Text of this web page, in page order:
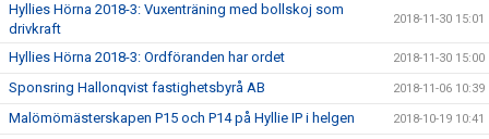
Hyllies Hörna 2018-3: Vuxenträning med bollskoj som
drivkraft
2018-11-30 15:01
Hyllies Hörna 2018-3: Ordföranden har ordet 2018-11-30 15:00
Sponsring Hallonqvist fastighetsbyrå AB 2018-11-06 10:39
Malömömästerskapen P15 och P14 på Hyllie IP i helgen 2018-10-19 10:41